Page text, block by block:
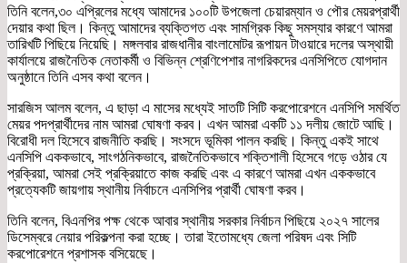
তিনি বলেন,৩০ এপ্রিলের মধ্যে আমাদের ১০০টি উপজেলা চেয়ারম্যান ও পৌর মেয়রপ্রার্থী
দেয়ার কথা ছিল। কিন্তু আমাদের ব্যক্তিগত এবং সামগ্রিক কিছু সমস্যার কারণে আমরা
তারিখটি পিছিয়ে নিয়েছি। মঙ্গলবার রাজধানীর বাংলামোটর রূপায়ন টাওয়ারে দলের অস্থায়ী
কার্যালয়ে রাজনৈতিক নেতাকর্মী ও বিভিন্ন শ্রেণিপেশার নাগরিকদের এনসিপিতে যোগদান
অনুষ্ঠানে তিনি এসব কথা বলেন।
সারজিস আলম বলেন, এ ছাড়া এ মাসের মধ্যেই সাতটি সিটি করপোরেশনে এনসিপি সমর্থিত
মেয়র পদপ্রার্থীদের নাম আমরা ঘোষণা করব। এখন আমরা একটি ১১ দলীয় জোটে আছি।
বিরোধী দল হিসেবে রাজনীতি করছি। সংসদে ভূমিকা পালন করছি। কিন্তু একই সাথে
এনসিপি এককভাবে, সাংগঠনিকভাবে, রাজনৈতিকভাবে শক্তিশালী হিসেবে গড়ে ওঠার যে
প্রক্রিয়া, আমরা সেই প্রক্রিয়াতে কাজ করছি এবং এ কারণে আমরা এখন এককভাবে
প্রত্যেকটি জায়গায় স্থানীয় নির্বাচনে এনসিপির প্রার্থী ঘোষণা করব।
তিনি বলেন, বিএনপির পক্ষ থেকে আবার স্থানীয় সরকার নির্বাচন পিছিয়ে ২০২৭ সালের
ডিসেম্বরে নেয়ার পরিকল্পনা করা হচ্ছে। তারা ইতোমধ্যে জেলা পরিষদ এবং সিটি
করপোরেশনে প্রশাসক বসিয়েছে।